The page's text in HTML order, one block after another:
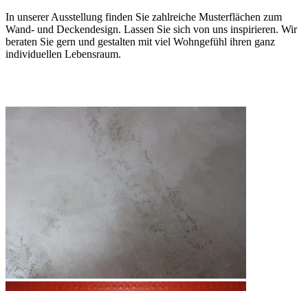
In unserer Ausstellung finden Sie zahlreiche Musterflächen zum
Wand- und Deckendesign. Lassen Sie sich von uns inspirieren. Wir
beraten Sie gern und gestalten mit viel Wohngefühl ihren ganz
individuellen Lebensraum.